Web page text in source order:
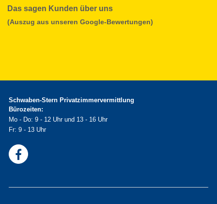
Das sagen Kunden über uns
(Auszug aus unseren Google-Bewertungen)
Schwaben-Stern Privatzimmervermittlung
Bürozeiten:
Mo - Do: 9 - 12 Uhr und 13 - 16 Uhr
Fr: 9 - 13 Uhr